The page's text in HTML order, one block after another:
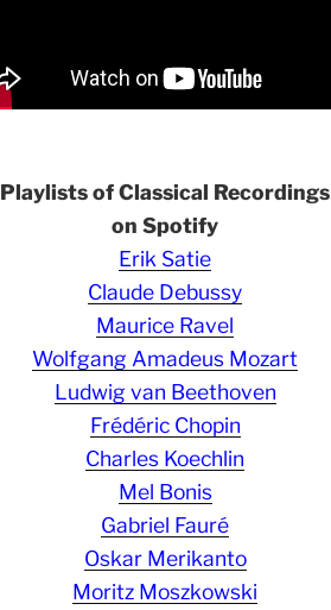
Playlists of Classical Recordings
on Spotify
Erik Satie
Claude Debussy
Maurice Ravel
Wolfgang Amadeus Mozart
Ludwig van Beethoven
Frédéric Chopin
Charles Koechlin
Mel Bonis
Gabriel Fauré
Oskar Merikanto
Moritz Moszkowski